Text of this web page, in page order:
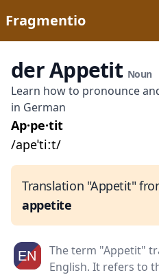
Fragmentio
der Appetit Noun
Learn how to pronounce
in German
Ap·pe·tit
/apeˈtiːt/
Translation "Appetit"
appetite
The term "Appetit"
English. It refers to